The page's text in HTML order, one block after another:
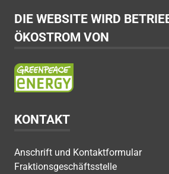
DIE WEBSITE WIRD
ÖKOSTROM VON
KONTAKT
Anschrift und Kontaktformular
Fraktionsgeschäftsstelle